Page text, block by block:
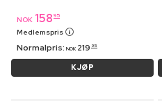
NOK 158 95
Medlemspris
Normalpris: NOK 219 95
KJØP